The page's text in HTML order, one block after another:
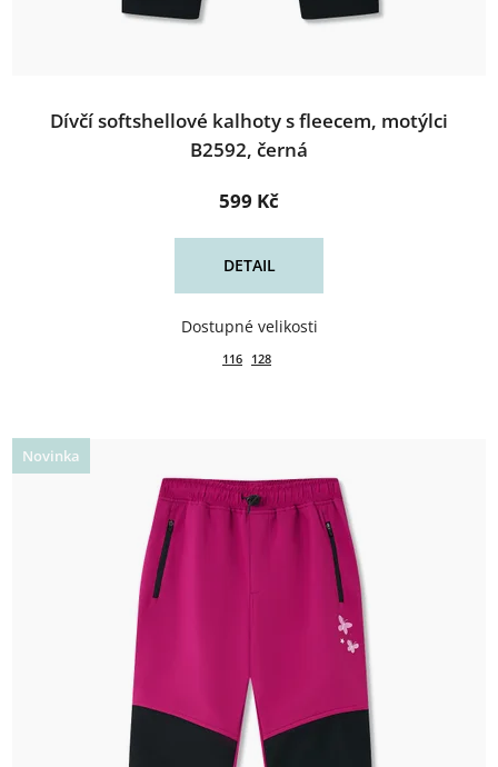
Dívčí softshellové kalhoty s fleecem, motýlci
B2592, černá
599 Kč
DETAIL
116 128
Novinka